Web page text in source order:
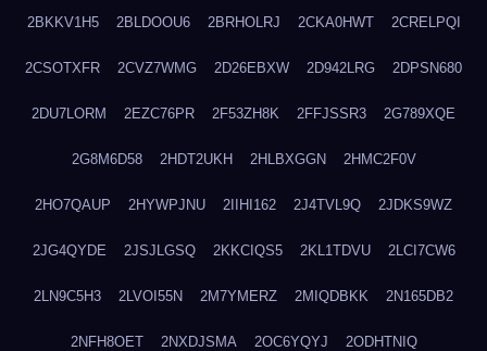
2BKKV1H5 2BLDOOU6 2BRHOLRJ 2CKA0HWT 2CRELPQI
2CSOTXFR 2CVZ7WMG 2D26EBXW 2D942LRG 2DPSN680
2DU7LORM 2EZC76PR 2F53ZH8K 2FFJSSR3 2G789XQE
2G8M6D58 2HDT2UKH 2HLBXGGN 2HMC2F0V
2HO7QAUP 2HYWPJNU 2IIHI162 2J4TVL9Q 2JDKS9WZ
2JG4QYDE 2JSJLGSQ 2KKCIQS5 2KL1TDVU 2LCI7CW6
2LN9C5H3 2LVOI55N 2M7YMERZ 2MIQDBKK 2N165DB2
2NFH8OET 2NXDJSMA 2OC6YQYJ 2ODHTNIQ